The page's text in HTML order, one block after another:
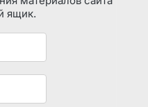
ящик.